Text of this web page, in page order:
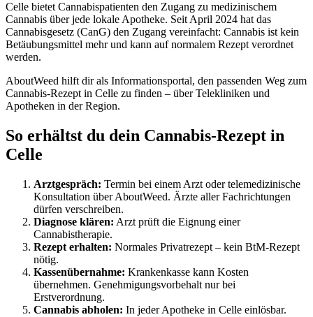
Celle bietet Cannabispatienten den Zugang zu medizinischem
Cannabis über jede lokale Apotheke. Seit April 2024 hat das
Cannabisgesetz (CanG) den Zugang vereinfacht: Cannabis ist kein
Betäubungsmittel mehr und kann auf normalem Rezept verordnet
werden.
AboutWeed hilft dir als Informationsportal, den passenden Weg zum
Cannabis-Rezept in Celle zu finden – über Telekliniken und
Apotheken in der Region.
So erhältst du dein Cannabis-Rezept in
Celle
Arztgespräch: Termin bei einem Arzt oder telemedizinische
Konsultation über AboutWeed. Ärzte aller Fachrichtungen
dürfen verschreiben.
Diagnose klären: Arzt prüft die Eignung einer
Cannabistherapie.
Rezept erhalten: Normales Privatrezept – kein BtM-Rezept
nötig.
Kassenübernahme: Krankenkasse kann Kosten
übernehmen. Genehmigungsvorbehalt nur bei
Erstverordnung.
Cannabis abholen: In jeder Apotheke in Celle einlösbar.